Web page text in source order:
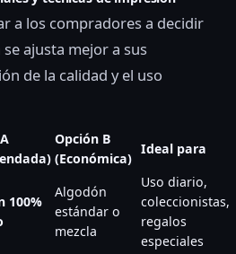
a los compradores a decidir
ajusta mejor a sus
de la calidad y el uso
Opción B
(Económica)
Ideal para
100%
Algodón
estándar o
mezcla
Uso diario,
coleccionistas,
regalos
especiales